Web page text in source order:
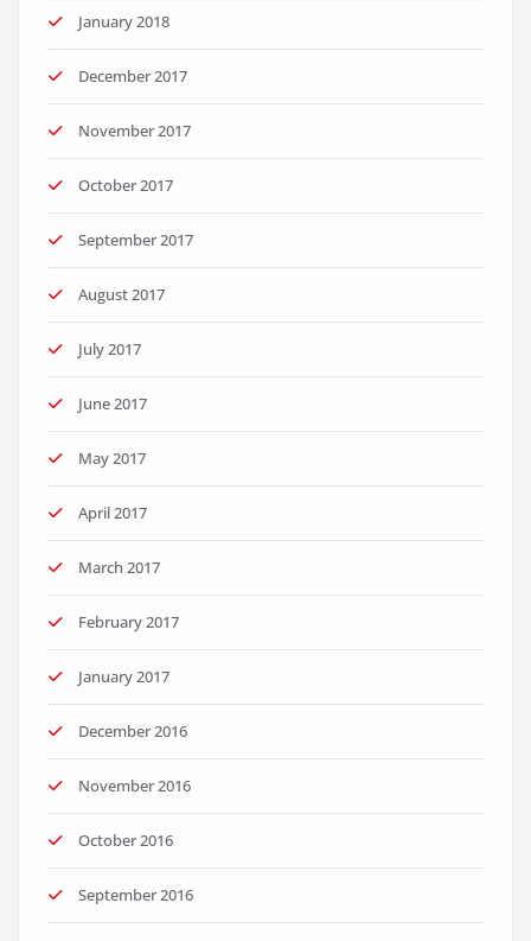
January 2018
December 2017
November 2017
October 2017
September 2017
August 2017
July 2017
June 2017
May 2017
April 2017
March 2017
February 2017
January 2017
December 2016
November 2016
October 2016
September 2016